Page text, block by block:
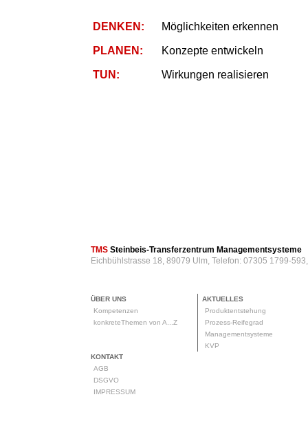
DENKEN: Möglichkeiten erkennen
PLANEN: Konzepte entwickeln
TUN: Wirkungen realisieren
TMS Steinbeis-Transferzentrum Managementsysteme
Eichbühlstrasse 18, 89079 Ulm, Telefon: 07305 1799-
ÜBER UNS
Kompetenzen
konkreteThemen von A...Z
AKTUELLES
Produktentstehung
Prozess-Reifegrad
Managementsysteme
KVP
KONTAKT
AGB
DSGVO
IMPRESSUM